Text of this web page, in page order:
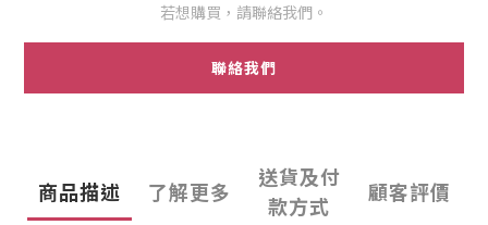
若想購買，請聯絡我們。
聯絡我們
商品描述 了解更多
送貨及付
款方式
顧客評價